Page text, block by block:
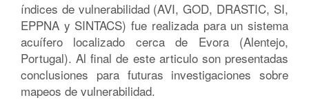
índices de vulnerabilidad (AVI, GOD, DRASTIC, SI,
EPPNA y SINTACS) fue realizada para un sistema
acuífero localizado cerca de Evora (Alentejo,
Portugal). Al final de este articulo son presentadas
conclusiones para futuras investigaciones sobre
mapeos de vulnerabilidad.